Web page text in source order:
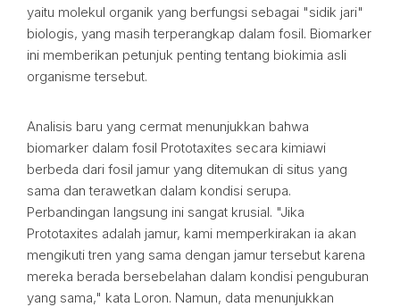
yaitu molekul organik yang berfungsi sebagai "sidik jari"
biologis, yang masih terperangkap dalam fosil. Biomarker
ini memberikan petunjuk penting tentang biokimia asli
organisme tersebut.
Analisis baru yang cermat menunjukkan bahwa
biomarker dalam fosil Prototaxites secara kimiawi
berbeda dari fosil jamur yang ditemukan di situs yang
sama dan terawetkan dalam kondisi serupa.
Perbandingan langsung ini sangat krusial. "Jika
Prototaxites adalah jamur, kami memperkirakan ia akan
mengikuti tren yang sama dengan jamur tersebut karena
mereka berada bersebelahan dalam kondisi penguburan
yang sama," kata Loron. Namun, data menunjukkan